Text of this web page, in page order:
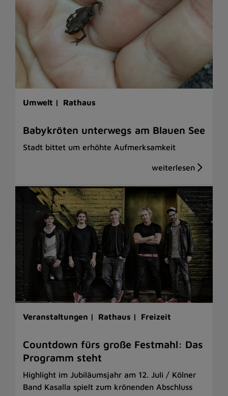
Umwelt | Rathaus
Babykröten unterwegs am Blauen See
Stadt bittet um erhöhte Aufmerksamkeit
Veranstaltungen | Rathaus | Freizeit
Countdown fürs große Festmahl: Das
Programm steht
Highlight im Jubiläumsjahr am 12. Juli / Kölner
Band Kasalla spielt zum krönenden Abschluss